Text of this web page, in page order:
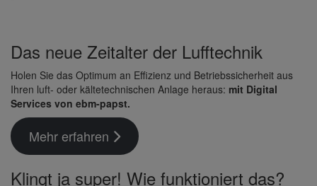
Das neue Zeit­alter der Luff­technik
Holen Sie das Optimum an Effi­zienz und Betriebs­si­cher­heit aus
Ihren luft- oder kälte­tech­ni­schen Anlage heraus: mit Digital
Services von ebm-papst.
Mehr erfahren
Klingt ja super! Wie funk­tio­niert das?